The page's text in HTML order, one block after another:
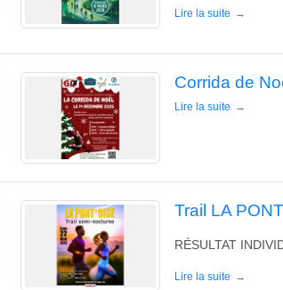
Lire la suite
Corrida de
Lire la suite
Trail LA
RÉSULTAT
Lire la suite